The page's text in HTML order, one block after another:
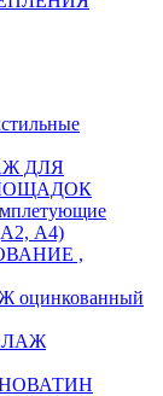
ДЛЯ
А4)
,